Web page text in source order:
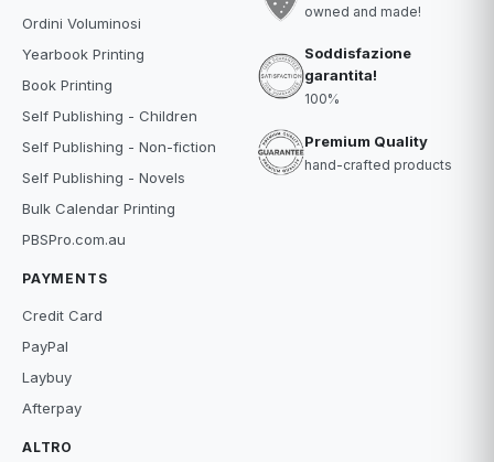
Ordini Voluminosi
Yearbook Printing
Book Printing
Self Publishing - Children
Self Publishing - Non-fiction
Self Publishing - Novels
Bulk Calendar Printing
PBSPro.com.au
PAYMENTS
Credit Card
PayPal
Laybuy
Afterpay
ALTRO
owned and made!
Soddisfazione
garantita!
100%
Premium Quality
hand-crafted products